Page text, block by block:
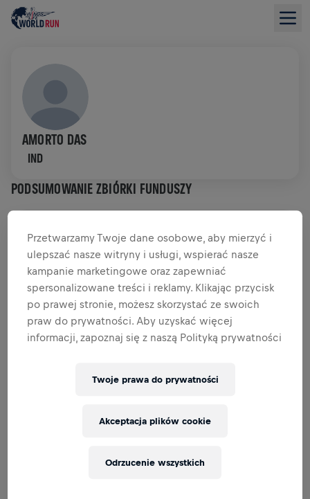
AMORTO DAS
IND
PODSUMOWANIE ZBIÓRKI FUNDUSZY
DATKI PRZEKAŻ DATEK
Wpłać, aby zrobić różnicę! 100% Twojej darowizny
trafia na badania nad rdzeniem kręgowym.
HISTORIA
WINGS FOR LIFE WORLD RUN 2026
11:00 UTC
Przetwarzamy Twoje dane osobowe, aby mierzyć i
ulepszać nasze witryny i usługi, wspierać nasze
kampanie marketingowe oraz zapewniać
spersonalizowane treści i reklamy. Klikając przycisk
po prawej stronie, możesz skorzystać ze swoich
praw do prywatności. Aby uzyskać więcej
informacji, zapoznaj się z naszą Polityką prywatności
Twoje prawa do prywatności
Odrzucenie wszystkich
Akceptacja plików cookie